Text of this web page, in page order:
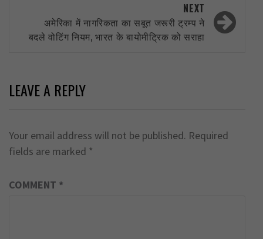
NEXT
अमेरिका में नागरिकता का सबूत जरूरी ट्रम्प ने
बदले वोटिंग नियम, भारत के बायोमीट्रिक को सराहा
LEAVE A REPLY
Your email address will not be published. Required
fields are marked *
COMMENT *